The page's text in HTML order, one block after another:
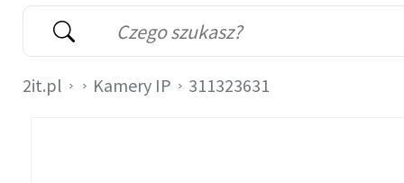
Wyszukiwarka
Słowo kluczowe
2it.pl Kamery IP 311323631